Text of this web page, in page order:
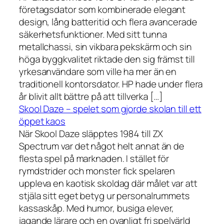
företagsdator som kombinerade elegant
design, lång batteritid och flera avancerade
säkerhetsfunktioner. Med sitt tunna
metallchassi, sin vikbara pekskärm och sin
höga byggkvalitet riktade den sig främst till
yrkesanvändare som ville ha mer än en
traditionell kontorsdator. HP hade under flera
år blivit allt bättre på att tillverka […]
Skool Daze – spelet som gjorde skolan till ett
öppet kaos
När Skool Daze släpptes 1984 till ZX
Spectrum var det något helt annat än de
flesta spel på marknaden. I stället för
rymdstrider och monster fick spelaren
uppleva en kaotisk skoldag där målet var att
stjäla sitt eget betyg ur personalrummets
kassaskåp. Med humor, busiga elever,
jagande lärare och en ovanligt fri spelvärld